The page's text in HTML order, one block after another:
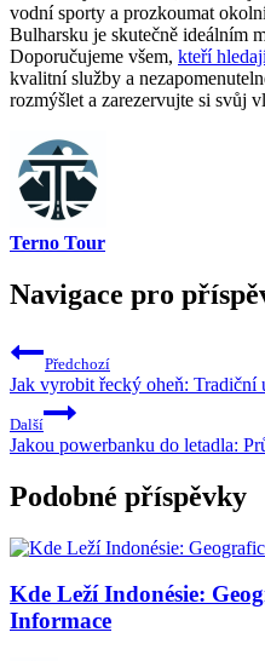
vodní sporty a prozkoumat
Bulharsku je skutečně ideálním
Doporučujeme všem, kteří
kvalitní služby a
rozmýšlet a zarezervujte si svůj
Terno Tour
Navigace pro
Předchozí
Jak vyrobit řecký oheň: Tradiční
Další
Jakou powerbanku do letadla:
Podobné příspěvky
Kde Leží Indonésie:
Informace